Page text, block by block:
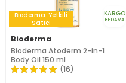
Bioderma Yetkili
Satıcı
KARGO
BEDAVA
Bioderma
Bioderma Atoderm 2-in-1
Body Oil 150 ml
(16)